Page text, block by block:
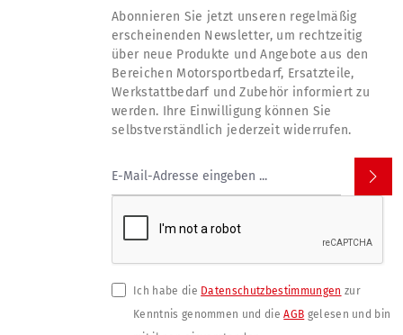
Abonnieren Sie jetzt unseren regelmäßig
erscheinenden Newsletter, um rechtzeitig
über neue Produkte und Angebote aus den
Bereichen Motorsportbedarf, Ersatzteile,
Werkstattbedarf und Zubehör informiert zu
werden. Ihre Einwilligung können Sie
selbstverständlich jederzeit widerrufen.
Ich habe die Datenschutzbestimmungen zur
Kenntnis genommen und dieAGB gelesen und bin